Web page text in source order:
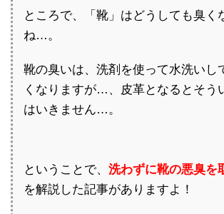
ところで、「靴」はどうしても臭く
ね…。
靴の臭いは、洗剤を使って水洗いし
くなりますが…、皮革となるとそう
はいきません…。
ということで、 洗わずに靴の悪臭を
を解説した記事がありますよ！